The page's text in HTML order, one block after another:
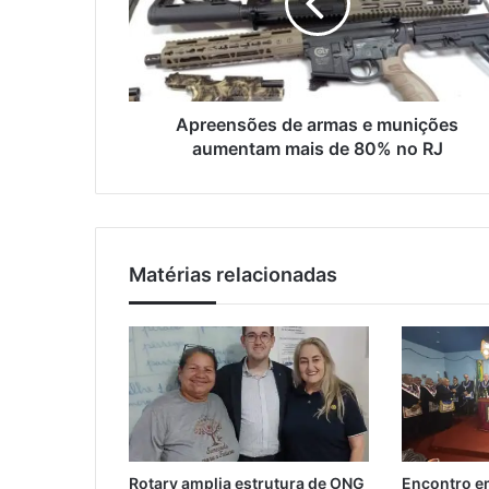
e
o
m
l
e
n
e
a
s
e
m
i
ç
õ
e
Apreensões de armas e munições
aumentam mais de 80% no RJ
Matérias relacionadas
Rotary amplia estrutura de ONG Encontro